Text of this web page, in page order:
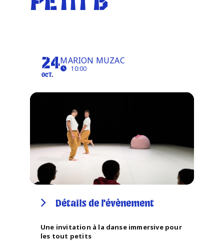
24
OCT.
MARION MUZAC
10:00
Détails de l'évènement
Une invitation à la danse immersive pour
les tout petits